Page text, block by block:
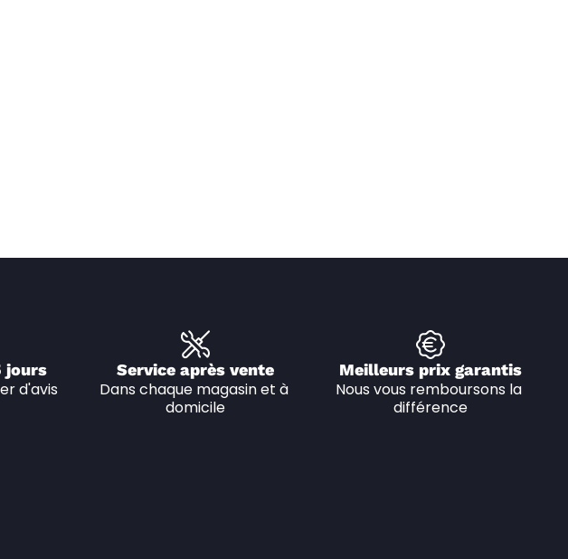
jours
d'avis
Service après vente
Dans chaque magasin et à
domicile
Meilleurs prix garantis
Nous vous remboursons la
différence